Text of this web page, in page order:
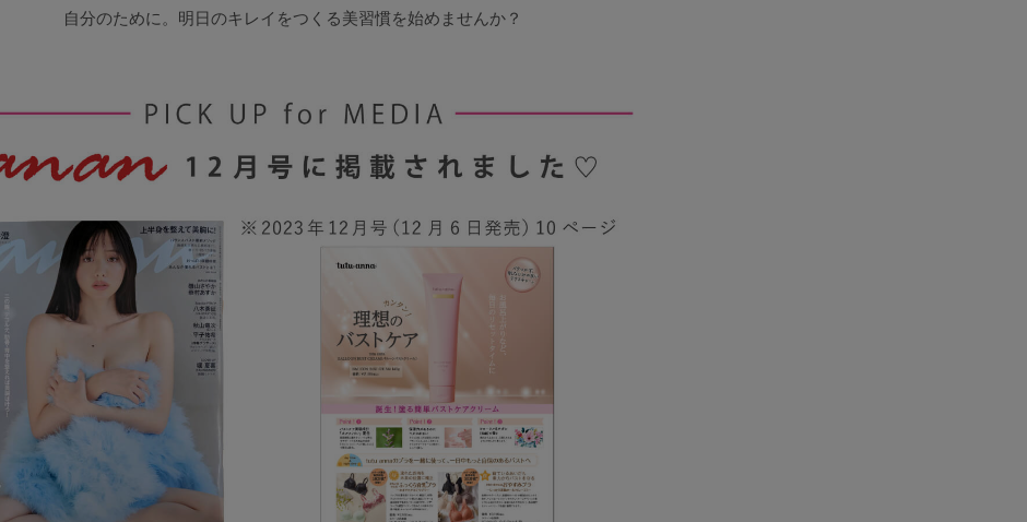
C80 C85
D85
自分のために。明日のキレイをつくる美習慣を始めませんか？